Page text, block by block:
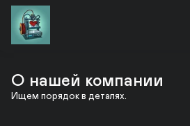
О нашей компании
Ищем порядок в деталях.